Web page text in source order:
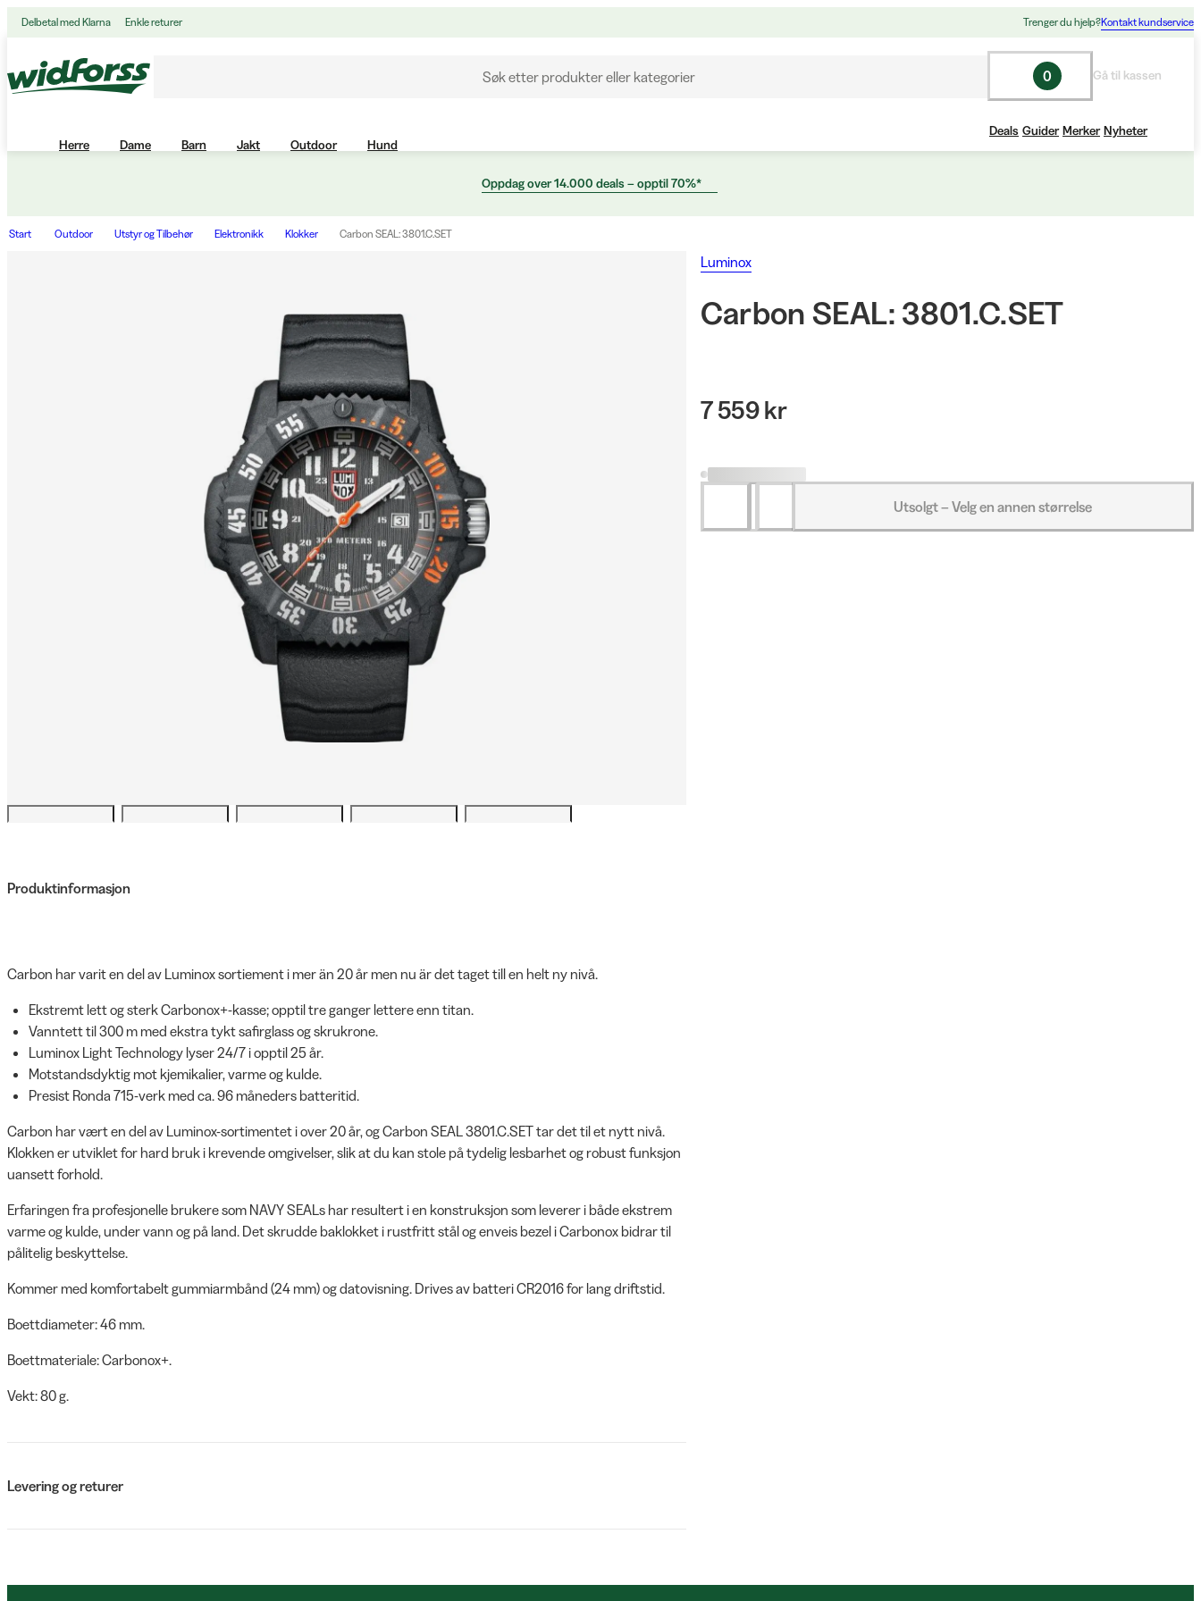
Delbetal med Klarna Enkle returer Trenger du hjelp?Kontakt kundservice
Søk etter produkter eller kategorier 0 Gå til kassen
Herre Dame Barn Jakt Outdoor Hund
Deals Guider Merker Nyheter
Oppdag over 14.000 deals – opptil 70%*
Start Outdoor Utstyr og Tilbehør Elektronikk Klokker Carbon SEAL: 3801.C.SET
Produktinformasjon
Carbon har varit en del av Luminox sortiement i mer än 20 år men nu är det taget till en helt ny nivå.
Ekstremt lett og sterk Carbonox+-kasse; opptil tre ganger lettere enn titan.
Vanntett til 300 m med ekstra tykt safirglass og skrukrone.
Luminox Light Technology lyser 24/7 i opptil 25 år.
Motstandsdyktig mot kjemikalier, varme og kulde.
Presist Ronda 715-verk med ca. 96 måneders batteritid.
Carbon har vært en del av Luminox-sortimentet i over 20 år, og Carbon SEAL 3801.C.SET tar det til et nytt nivå.
Klokken er utviklet for hard bruk i krevende omgivelser, slik at du kan stole på tydelig lesbarhet og robust funksjon
uansett forhold.
Erfaringen fra profesjonelle brukere som NAVY SEALs har resultert i en konstruksjon som leverer i både ekstrem
varme og kulde, under vann og på land. Det skrudde baklokket i rustfritt stål og enveis bezel i Carbonox bidrar til
pålitelig beskyttelse.
Kommer med komfortabelt gummiarmbånd (24 mm) og datovisning. Drives av batteri CR2016 for lang driftstid.
Boettdiameter: 46 mm.
Boettmateriale: Carbonox+.
Vekt: 80 g.
Levering og returer
Luminox
Carbon SEAL: 3801.C.SET
7 559 kr
Utsolgt – Velg en annen størrelse